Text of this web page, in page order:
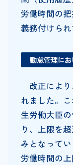
労働時間の
義務付けられ
勤怠管理に
改正により
れました。
生労働大臣
り、上限を
みとなって
労働時間の